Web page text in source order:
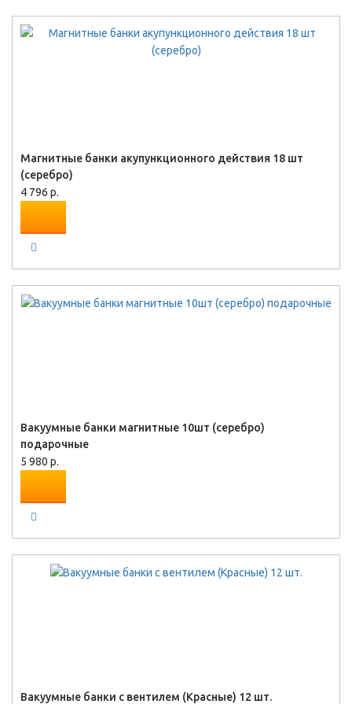
Магнитные банки акупункционного действия 18 шт
(серебро)
4 796 р.
Вакуумные банки магнитные 10шт (серебро)
подарочные
5 980 р.
Вакуумные банки с вентилем (Красные) 12 шт.